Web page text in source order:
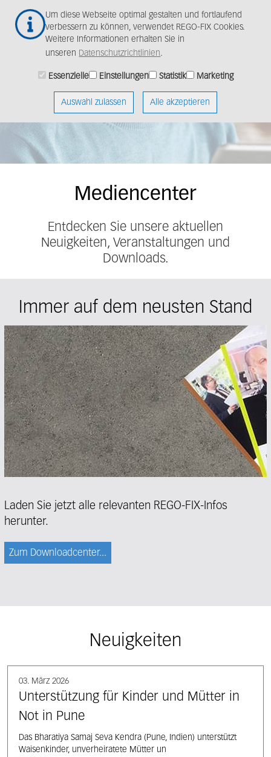
Um diese Webseite optimal gestalten und fortlaufend
verbessern zu können, verwendet REGO-FIX Cookies.
Weitere Informationen erhalten Sie in
unseren Datenschutzrichtlinien.
Essenzielle Einstellungen Statistik Marketing
Auswahl zulassen Alle akzeptieren
Hauptinhalt
springen
Neuigkeiten, Bilder
und Videos
Mediencenter
Entdecken Sie unsere aktuellen
Neuigkeiten, Veranstaltungen und
Downloads.
Immer auf dem neusten Stand
Laden Sie jetzt alle relevanten REGO-FIX-Infos
herunter.
Zum Downloadcenter...
Neuigkeiten
03. März 2026
Unterstützung für Kinder und Mütter in
Not in Pune
Das Bharatiya Samaj Seva Kendra (Pune, Indien) unterstützt
Waisenkinder, unverheiratete Mütter un